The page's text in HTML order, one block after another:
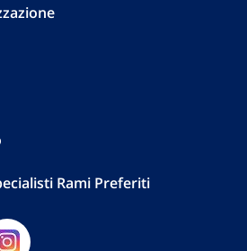
Rami Preferiti